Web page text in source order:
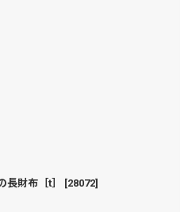
長財布［t］ [28072]